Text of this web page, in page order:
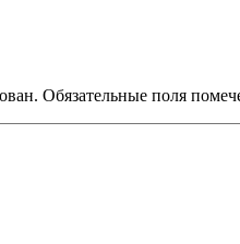
Обязательные поля